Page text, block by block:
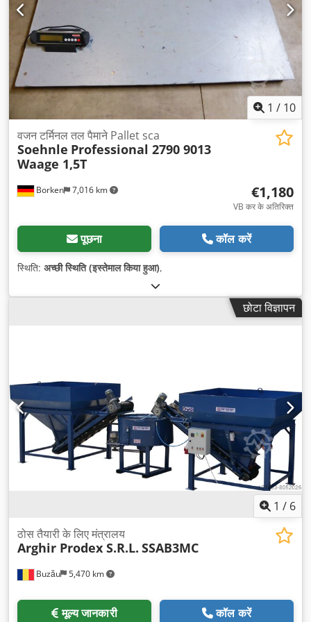
1 / 10
Borken 7,016 km
वजन टर्मिनल तल पैमाने Pallet sca
Soehnle Professional 2790 9013
Waage 1,5T
€1,180
VB कर के अतिरिक्त
पूछना कॉल करें
स्थिति: अच्छी स्थिति (इस्तेमाल किया हुआ),
छोटा विज्ञापन
1 / 6
Buzău 5,470 km
ठोस तैयारी के लिए मंत्रालय
Arghir Prodex S.R.L. SSAB3MC
मूल्य जानकारी कॉल करें